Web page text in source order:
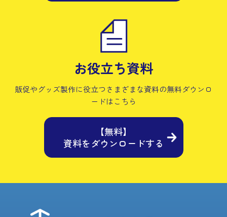
お役立ち資料
販促やグッズ製作に役立つさまざまな資料の無料ダウンロ
ードはこちら
【無料】
資料をダウンロードする